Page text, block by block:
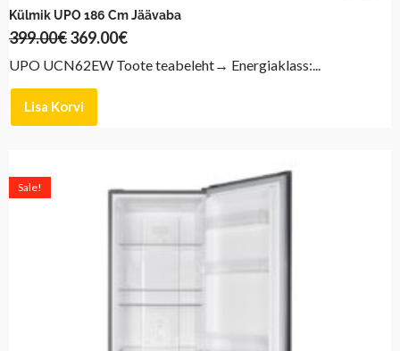
Külmik UPO 186 Cm Jäävaba
399.00€369.00€
UPO UCN62EW Toote teabeleht→ Energiaklass:...
Lisa Korvi
Sale!
on:
369.00€.